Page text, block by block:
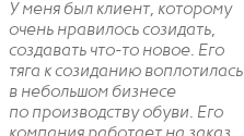
У меня был клиент, которому
очень нравилось созидать,
создавать что-то новое. Его
тяга к созиданию воплотилась
в небольшом бизнесе
по производству обуви. Его